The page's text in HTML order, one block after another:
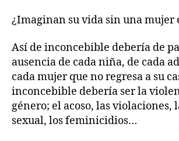
¿Imaginan su vida sin una mujer
Así de inconcebible debería de
ausencia de cada niña, de cada
cada mujer que no regresa a su
inconcebible debería ser la
género; el acoso, las violaciones,
sexual, los feminicidios…